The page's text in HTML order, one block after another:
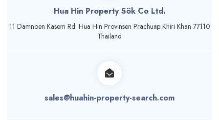
Hua Hin Property Sök Co Ltd.
11 Damnoen Kasem Rd. Hua Hin Provinsen Prachuap Khiri Khan 77110
Thailand
sales@huahin-property-search.com